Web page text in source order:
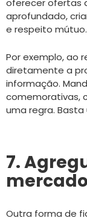
oferecer ofertas
aprofundado,
e respeito mútuo.
Por exemplo, ao
diretamente a
informação.
comemorativas,
uma regra.
7.
Outra forma de